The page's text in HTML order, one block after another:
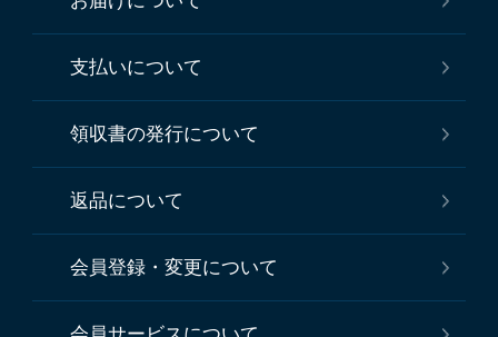
支払いについて
領収書の発行について
返品について
会員登録・変更について